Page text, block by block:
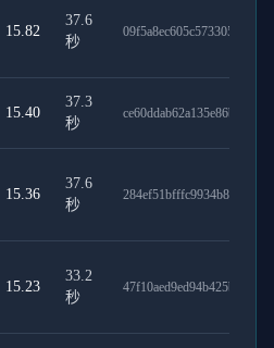
15.82
37.6
秒
09f5a8ec605c5733053c
15.40
37.3
秒
ce60ddab62a135e86b33
15.36
37.6
秒
284ef51bfffc9934b87b
15.23
33.2
秒
47f10aed9ed94b425b25